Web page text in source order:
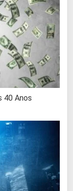
40 Anos